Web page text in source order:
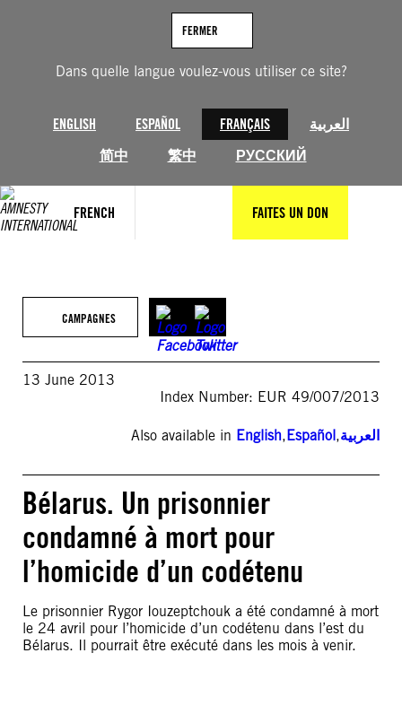
Dans quelle langue voulez-vous utiliser ce site?
ENGLISH ESPAÑOL FRANÇAIS
العربية
简中
繁中 РУССКИЙ
FERMER
FRENCH FAITES UN DON
CAMPAGNES
13 June 2013
Index Number: EUR 49/007/2013
Also available in English,Español,العربية
Bélarus. Un prisonnier
condamné à mort pour
l’homicide d’un codétenu
Le prisonnier Rygor Iouzeptchouk a été condamné à mort
le 24 avril pour l’homicide d’un codétenu dans l’est du
Bélarus. Il pourrait être exécuté dans les mois à venir.